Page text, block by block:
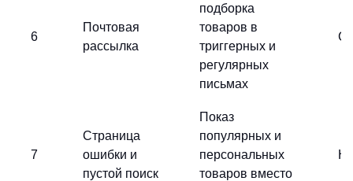
6
Почтовая
рассылка
подборка
товаров в
триггерных и
регулярных
письмах
7
Страница
ошибки и
пустой поиск
Показ
популярных и
персональных
товаров вместо